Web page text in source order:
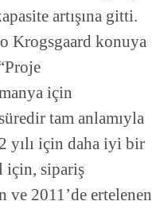
artışına gitti.
Krogsgaard konuya
için
tam anlamıyla
yılı için daha iyi bir
için, sipariş
ve 2011’de ertelenen